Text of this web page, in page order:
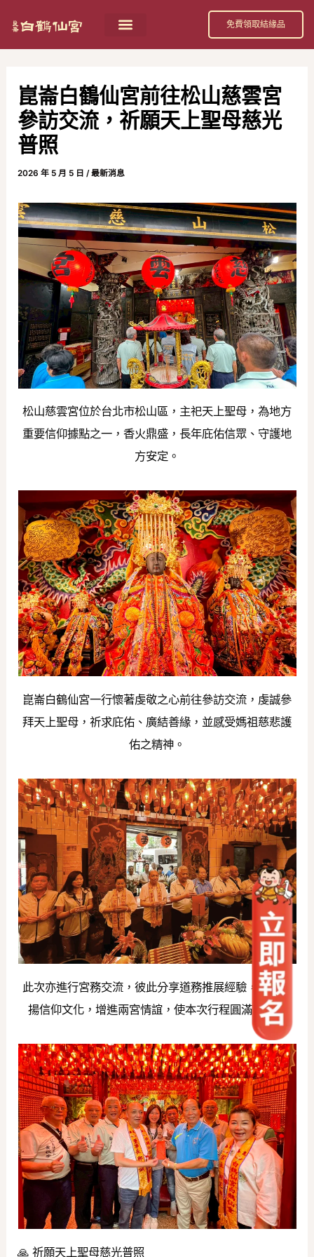
免費領取結緣品
崑崙白鶴仙宮前往松山慈雲宮
參訪交流，祈願天上聖母慈光
普照
2026 年 5 月 5 日/最新消息
松山慈雲宮位於台北市松山區，主祀天上聖母，為地方
重要信仰據點之一，香火鼎盛，長年庇佑信眾、守護地
方安定。
崑崙白鶴仙宮一行懷著虔敬之心前往參訪交流，虔誠參
拜天上聖母，祈求庇佑、廣結善緣，並感受媽祖慈悲護
佑之精神。
此次亦進行宮務交流，彼此分享道務推展經驗，共同弘
揚信仰文化，增進兩宮情誼，使本次行程圓滿順利。
🙏 祈願天上聖母慈光普照
navigation